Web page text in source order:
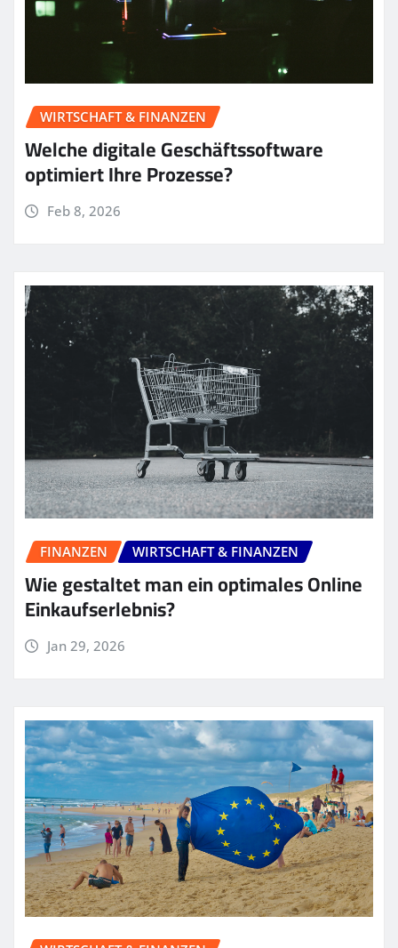
WIRTSCHAFT & FINANZEN
Welche digitale Geschäftssoftware
optimiert Ihre Prozesse?
Feb 8, 2026
FINANZEN WIRTSCHAFT & FINANZEN
Wie gestaltet man ein optimales Online
Einkaufserlebnis?
Jan 29, 2026